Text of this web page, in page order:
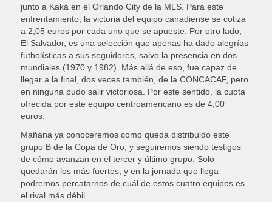
junto a Kaká en el Orlando City de la MLS. Para este
enfrentamiento, la victoria del equipo canadiense se cotiza
a 2,05 euros por cada uno que se apueste. Por otro lado,
El Salvador, es una selección que apenas ha dado alegrías
futbolísticas a sus seguidores, salvo la presencia en dos
mundiales (1970 y 1982). Más allá de eso, fue capaz de
llegar a la final, dos veces también, de la CONCACAF, pero
en ninguna pudo salir victoriosa. Por este sentido, la cuota
ofrecida por este equipo centroamericano es de 4,00
euros.
Mañana ya conoceremos como queda distribuido este
grupo B de la Copa de Oro, y seguiremos siendo testigos
de cómo avanzan en el tercer y último grupo. Solo
quedarán los más fuertes, y en la jornada que llega
podremos percatarnos de cuál de estos cuatro equipos es
el rival más débil.